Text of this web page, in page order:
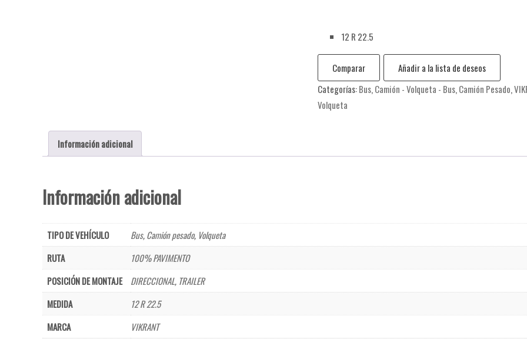
12 R 22.5
Comparar
Añadir a la lista de deseos
Categorías:Bus, Camión - Volqueta - Bus, Camión Pesado,
Volqueta
Información adicional
Información adicional
TIPO DE VEHÍCULO Bus,Camión pesado, Volqueta
RUTA
100% PAVIMENTO
POSICIÓN DE MONTAJE
DIRECCIONAL, TRAILER
MEDIDA
12 R 22.5
MARCA
VIKRANT